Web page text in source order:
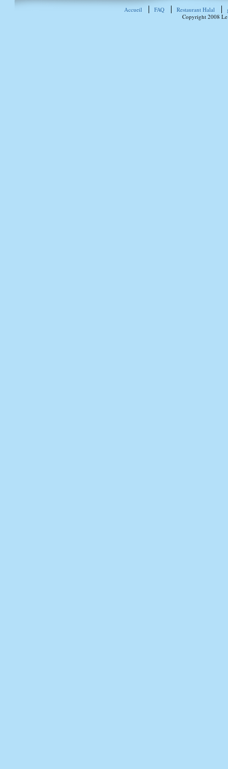
Accueil FAQ Restaurant Halal
Copyright 2008